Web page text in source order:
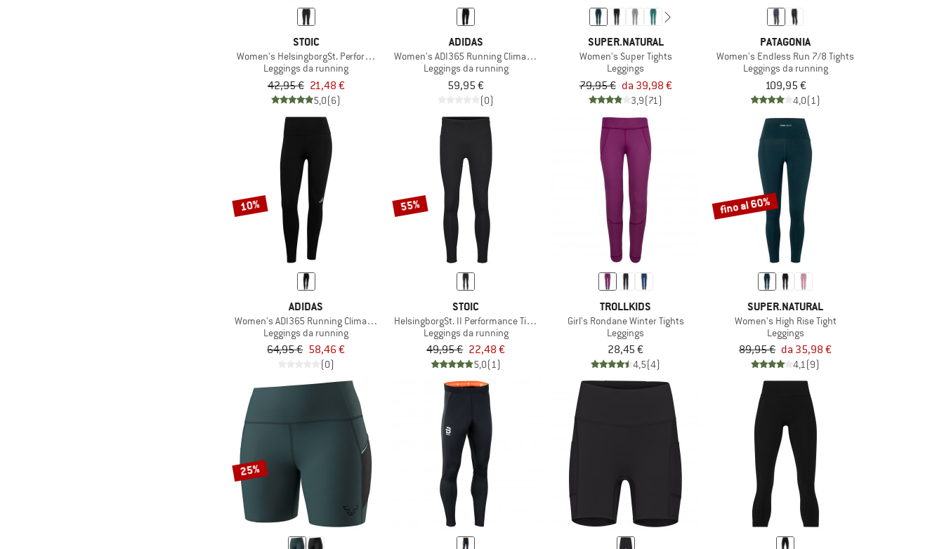
STOIC
Women's HelsingborgSt. Performance 3/4 Tights II
Leggings da running
42,95 € 21,48 €
5,0(6)
ADIDAS
Women's ADI365 Running Climacool 3/4 Leggings
Leggings da running
59,95 €
(0)
SUPER.NATURAL
Women's Super Tights
Leggings
79,95 € da 39,98 €
3,9(71)
PATAGONIA
Women's Endless Run 7/8 Tights
Leggings da running
109,95 €
4,0(1)
10%
ADIDAS
Women's ADI365 Running Climacool 7/8 Leggings
Leggings da running
64,95 € 58,46 €
(0)
55%
STOIC
HelsingborgSt. II Performance Tights
Leggings da running
49,95 € 22,48 €
5,0(1)
TROLLKIDS
Girl's Rondane Winter Tights
Leggings
28,45 €
4,5(4)
fino al 60%
SUPER.NATURAL
Women's High Rise Tight
Leggings
89,95 € da 35,98 €
4,1(9)
25%